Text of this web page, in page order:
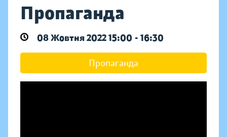
Пропаганда
08 Жовтня 2022 15:00 - 16:30
Пропаганда